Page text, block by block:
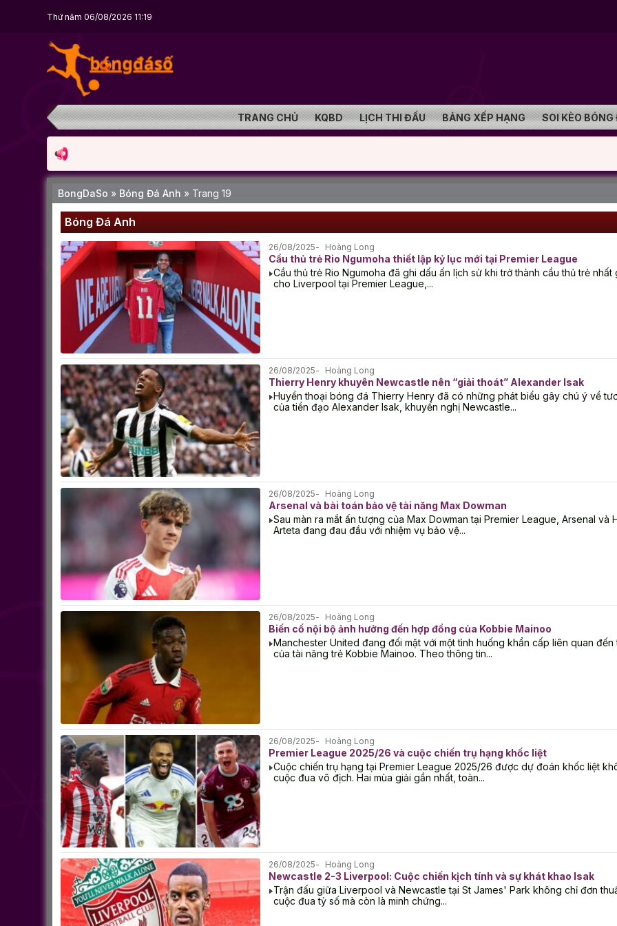
Thứ năm 06/08/2026 11:19
TRANG CHỦ KQBD LỊCH THI ĐẤU BẢNG XẾP HẠNG SOI KÈO
BongDaSo » Bóng Đá Anh » Trang 19
Bóng Đá Anh
26/08/2025 Hoàng Long
Cầu thủ trẻ Rio Ngumoha thiết lập kỷ lục mới tại Premier League
Cầu thủ trẻ Rio Ngumoha đã ghi dấu ấn lịch sử khi trở thành cầu thủ trẻ nhất
cho Liverpool tại Premier League,...
26/08/2025 Hoàng Long
Thierry Henry khuyên Newcastle nên “giải thoát” Alexander Isak
Huyền thoại bóng đá Thierry Henry đã có những phát biểu gây chú ý về
của tiền đạo Alexander Isak, khuyến nghị Newcastle...
26/08/2025 Hoàng Long
Arsenal và bài toán bảo vệ tài năng Max Dowman
Sau màn ra mắt ấn tượng của Max Dowman tại Premier League, Arsenal và
Arteta đang đau đầu với nhiệm vụ bảo vệ...
26/08/2025 Hoàng Long
Biến cố nội bộ ảnh hưởng đến hợp đồng của Kobbie Mainoo
Manchester United đang đối mặt với một tình huống khẩn cấp liên quan đến
của tài năng trẻ Kobbie Mainoo. Theo thông tin...
26/08/2025 Hoàng Long
Premier League 2025/26 và cuộc chiến trụ hạng khốc liệt
Cuộc chiến trụ hạng tại Premier League 2025/26 được dự đoán khốc liệt
cuộc đua vô địch. Hai mùa giải gần nhất, toàn...
26/08/2025 Hoàng Long
Newcastle 2-3 Liverpool: Cuộc chiến kịch tính và sự khát khao Isak
Trận đấu giữa Liverpool và Newcastle tại St James' Park không chỉ đơn
cuộc đua tỷ số mà còn là minh chứng...